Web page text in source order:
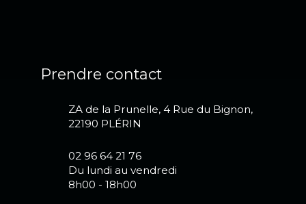
Prendre contact
ZA de la Prunelle, 4 Rue du Bignon,
22190 PLÉRIN
02 96 64 21 76
Du lundi au vendredi
8h00 - 18h00